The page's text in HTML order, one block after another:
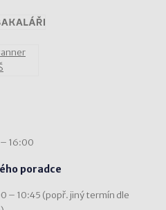
16:00
poradce
– 10:45 (popř. jiný termín dle